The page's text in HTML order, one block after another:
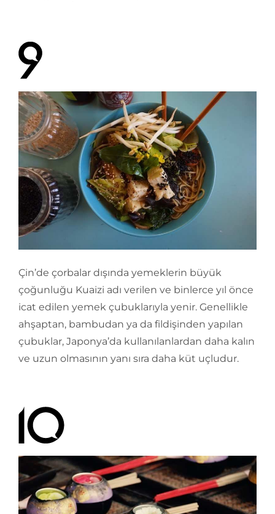
Çin’de çorbalar dışında yemeklerin büyük
çoğunluğu Kuaizi adı verilen ve binlerce yıl önce
icat edilen yemek çubuklarıyla yenir. Genellikle
ahşaptan, bambudan ya da fildişinden yapılan
çubuklar, Japonya’da kullanılanlardan daha kalın
ve uzun olmasının yanı sıra daha küt uçludur.